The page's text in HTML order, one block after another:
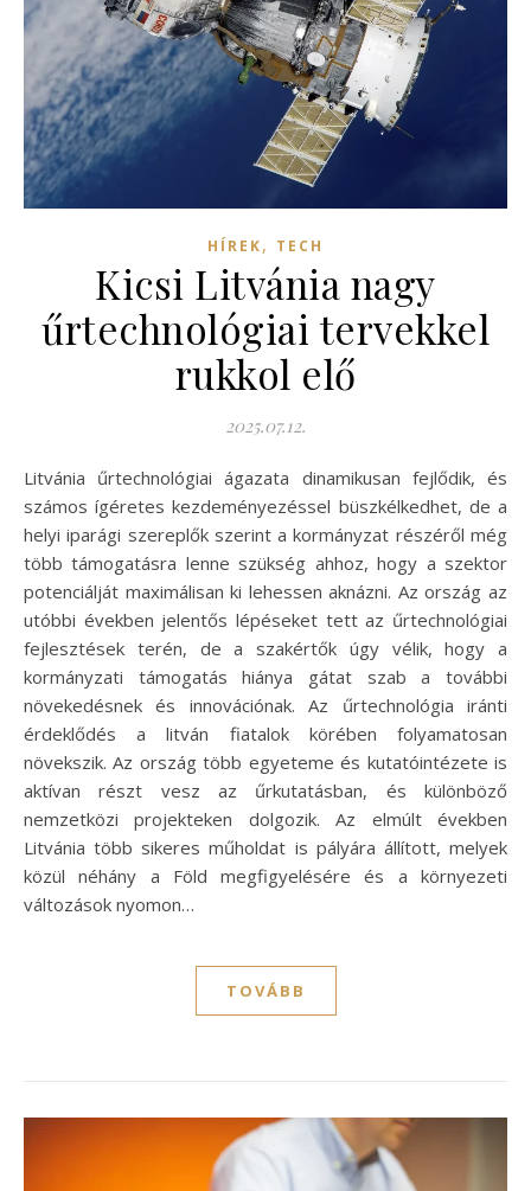
HÍREK, TECH
Kicsi Litvánia nagy
űrtechnológiai tervekkel
rukkol elő
2025.07.12.
Litvánia űrtechnológiai ágazata dinamikusan fejlődik, és
számos ígéretes kezdeményezéssel büszkélkedhet, de a
helyi iparági szereplők szerint a kormányzat részéről még
több támogatásra lenne szükség ahhoz, hogy a szektor
potenciálját maximálisan ki lehessen aknázni. Az ország az
utóbbi években jelentős lépéseket tett az űrtechnológiai
fejlesztések terén, de a szakértők úgy vélik, hogy a
kormányzati támogatás hiánya gátat szab a további
növekedésnek és innovációnak. Az űrtechnológia iránti
érdeklődés a litván fiatalok körében folyamatosan
növekszik. Az ország több egyeteme és kutatóintézete is
aktívan részt vesz az űrkutatásban, és különböző
nemzetközi projekteken dolgozik. Az elmúlt években
Litvánia több sikeres műholdat is pályára állított, melyek
közül néhány a Föld megfigyelésére és a környezeti
változások nyomon…
TOVÁBB